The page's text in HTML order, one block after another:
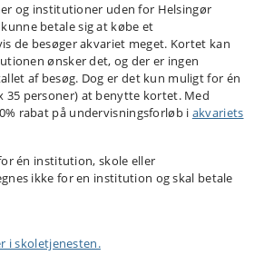
og institutioner uden for Helsingør
betale sig at købe et
de besøger akvariet meget. Kortet kan
ønsker det, og der er ingen
af besøg. Dog er det kun muligt for én
35 personer) at benytte kortet. Med
rabat på undervisningsforløb i akvariets
én institution, skole eller
ikke for en institution og skal betale
i skoletjenesten.